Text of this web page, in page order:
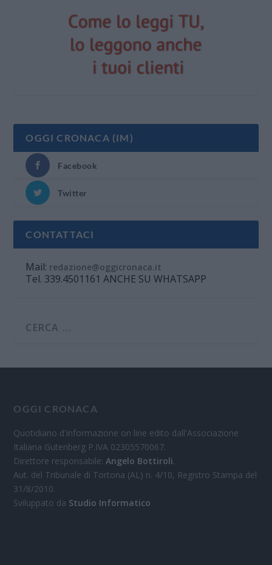
OGGI CRONACA (IM)
Facebook
Twitter
CONTATTACI
Mail: redazione@oggicronaca.it
Tel. 339.4501161 ANCHE SU WHATSAPP
OGGI CRONACA
Quotidiano d'informazione on line edito dall'Associazione
Italiana Gutenberg P.IVA 02305570067.
Direttore responsabile:Angelo Bottiroli.
Aut. del Tribunale di Tortona (AL) n. 4/10, Registro Stampa del
31/8/2010.
Sviluppato da Studio Informatico